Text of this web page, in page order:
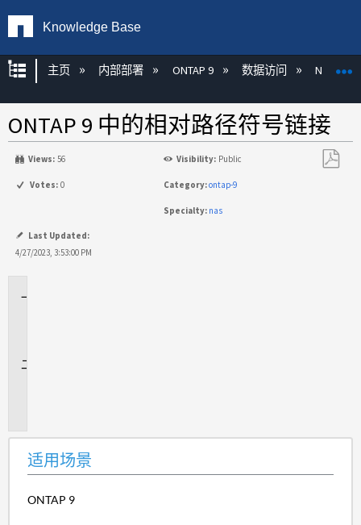
Knowledge Base
扩展/隐缩全局层次
主页 内部部署 ONTAP 9 数据访问 NAS
ONTAP 9 中的相对路径符号链接
Views: 56 Visibility: Public
Votes: 0 Category:ontap-9
Specialty: nas
Last Updated:
4/27/2023, 3:53:00 PM
适用场景
ONTAP 9